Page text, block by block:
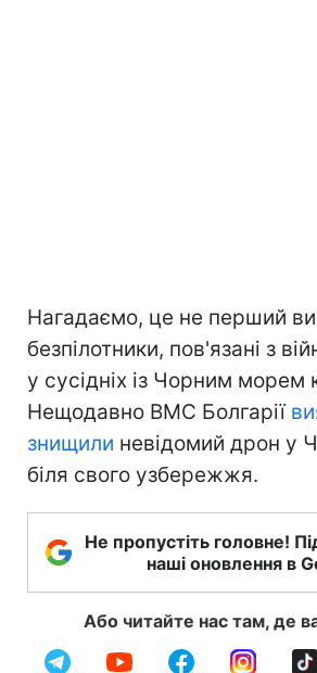
Нагадаємо, це не перший
безпілотники, пов'язані з
у сусідніх із Чорним морем
Нещодавно ВМС Болгарії
знищили невідомий дрон у
біля свого узбережжя.
Не пропустіть головне!
наші оновлення в
Або читайте нас там, де